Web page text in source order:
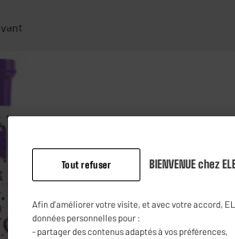
Tout refuser BIENVENUE chez
Afin d'améliorer votre visite, et avec votre accord,
données personnelles pour :
- partager des contenus adaptés à vos préférences,